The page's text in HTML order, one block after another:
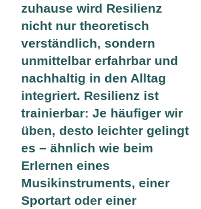
zuhause wird Resilienz
nicht nur theoretisch
verständlich, sondern
unmittelbar erfahrbar und
nachhaltig in den Alltag
integriert. Resilienz ist
trainierbar: Je häufiger wir
üben, desto leichter gelingt
es – ähnlich wie beim
Erlernen eines
Musikinstruments, einer
Sportart oder einer